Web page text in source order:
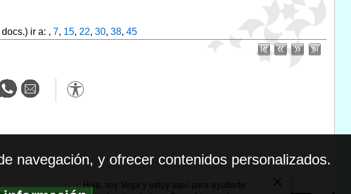
ir a: , 7, 15, 22, 30, 38, 45
navegación, y ofrecer contenidos personalizados.